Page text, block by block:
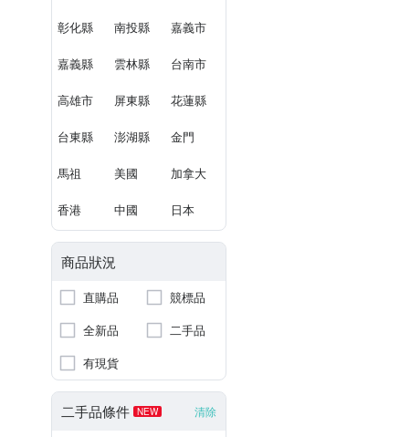
彰化縣 南投縣 嘉義市
嘉義縣 雲林縣 台南市
高雄市 屏東縣 花蓮縣
台東縣 澎湖縣 金門
馬祖 美國 加拿大
香港 中國 日本
商品狀況
直購品
競標品
全新品
二手品
有現貨
二手品條件 NEW 清除